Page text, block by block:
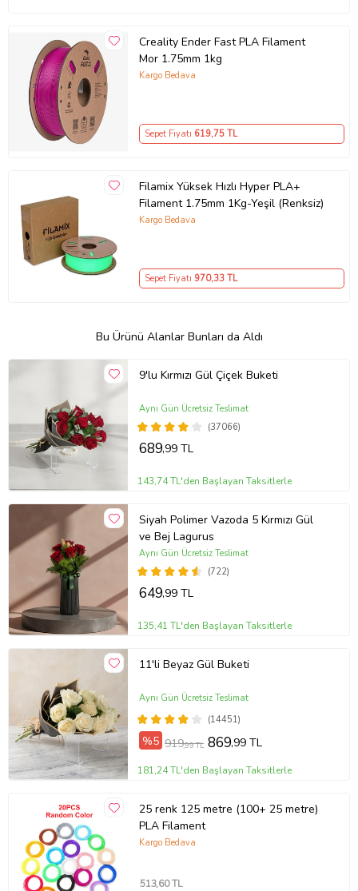
Creality Ender Fast PLA Filament
Mor 1.75mm 1kg
Kargo Bedava
Sepet Fiyatı 619,75 TL
Filamix Yüksek Hızlı Hyper PLA+
Filament 1.75mm 1Kg-Yeşil (Renksiz)
Kargo Bedava
Sepet Fiyatı 970,33 TL
Bu Ürünü Alanlar Bunları da Aldı
9'lu Kırmızı Gül Çiçek Buketi
(37066)
Aynı Gün Ücretsiz Teslimat
689,99 TL
143,74 TL'den Başlayan Taksitlerle
Siyah Polimer Vazoda 5 Kırmızı Gül
ve Bej Lagurus
(722)
Aynı Gün Ücretsiz Teslimat
649,99 TL
135,41 TL'den Başlayan Taksitlerle
11'li Beyaz Gül Buketi
(14451)
Aynı Gün Ücretsiz Teslimat
%5 919,99 TL 869,99 TL
181,24 TL'den Başlayan Taksitlerle
25 renk 125 metre (100+ 25 metre)
PLA Filament
Kargo Bedava
513,60 TL